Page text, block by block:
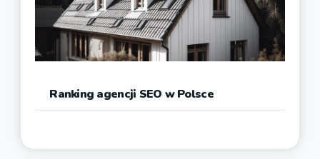
Ranking agencji SEO w Polsce